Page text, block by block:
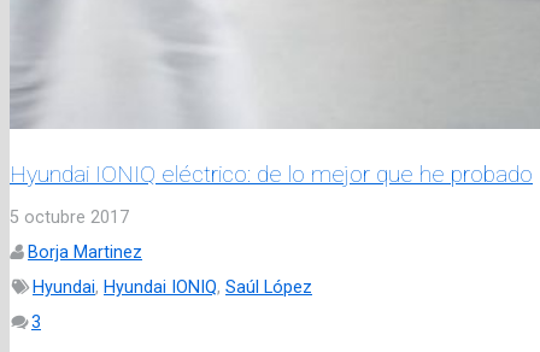
Hyundai IONIQ eléctrico: de lo mejor que he probado
5 octubre 2017
Borja Martinez
Hyundai, Hyundai IONIQ, Saúl López
3